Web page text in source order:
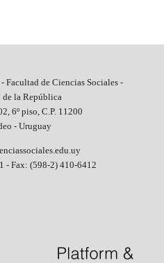
de Ciencias Sociales -
la República
6º piso, C.P. 11200
- Uruguay
-Fax: (598-2) 410-6412